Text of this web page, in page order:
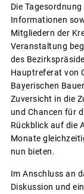
Die
Informationen
Mitgliedern der
Veranstaltung
des
Hauptreferat von
Bayerischen
Zuversicht in die
und Chancen für
Rückblick auf die
Monate
nun bieten.
Im Anschluss an
Diskussion und